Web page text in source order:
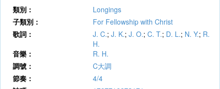
類別：
Longings
子類別：
For Fellowship with Christ
歌詞：
J. C.; J. K.; J. O.; C. T.; D. L.; N. Y.; R.
H.
音樂：
R. H.
調號：
C大調
節奏：
4/4